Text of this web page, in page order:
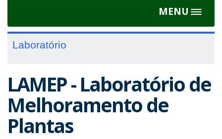
MENU
Toggle
Laboratório
LAMEP - Laboratório de
Melhoramento de
Plantas